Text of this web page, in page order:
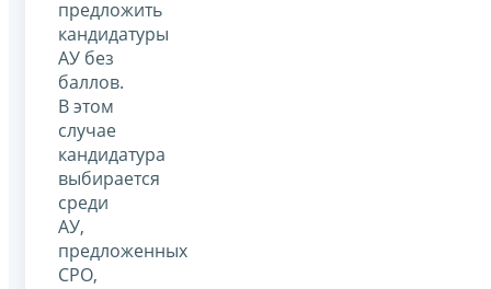
предложить
кандидатуры
АУ без
баллов.
В этом
случае
кандидатура
выбирается
среди
АУ,
предложенных
СРО,